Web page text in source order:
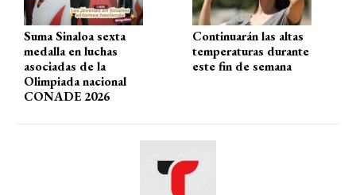
Suma Sinaloa sexta
medalla en luchas
asociadas de la
Olimpiada nacional
CONADE 2026
Continuarán las altas
temperaturas durante
este fin de semana